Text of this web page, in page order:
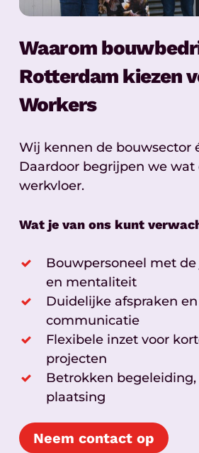
Waarom
Rotterdam kiezen
Workers
Wij kennen de bouwsector
Daardoor begrijpen we wat
werkvloer.
Wat je van ons kunt
Bouwpersoneel met
en mentaliteit
Duidelijke afspraken
communicatie
Flexibele inzet voor
projecten
Betrokken begeleiding,
plaatsing
Neem contact op